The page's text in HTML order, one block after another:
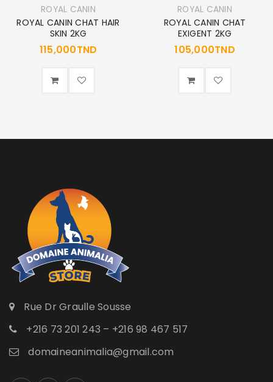
ROYAL CANIN
ROYAL CANIN CHAT HAIR
SKIN 2KG
115,000TND
ROYAL CANIN
ROYAL CANIN CHAT
EXIGENT 2KG
105,000TND
Rue Dr Graulle Sousse
+216 73 201 243 – +216 98 467 517
domaineanimalia@gmail.com